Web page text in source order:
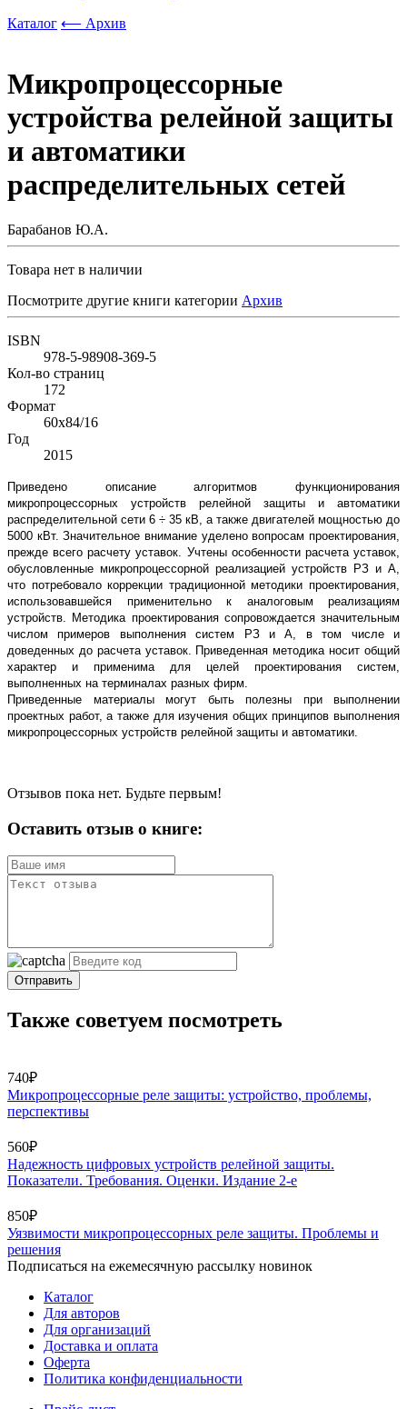
Каталог ⟵ Архив
Микропроцессорные
устройства релейной защиты
и автоматики
распределительных сетей
Барабанов Ю.А.
Товара нет в наличии
Посмотрите другие книги категории Архив
ISBN
978-5-98908-369-5
Кол-во страниц
172
Формат
60х84/16
Год
2015
Приведено описание алгоритмов функционирования
микропроцессорных устройств релейной защиты и автоматики
распределительной сети 6 ÷ 35 кВ, а также двигателей мощностью до
5000 кВт. Значительное внимание уделено вопросам проектирования,
прежде всего расчету уставок. Учтены особенности расчета уставок,
обусловленные микропроцессорной реализацией устройств РЗ и А,
что потребовало коррекции традиционной методики проектирования,
использовавшейся применительно к аналоговым реализациям
устройств. Методика проектирования сопровождается значительным
числом примеров выполнения систем РЗ и А, в том числе и
доведенных до расчета уставок. Приведенная методика носит общий
характер и применима для целей проектирования систем,
выполненных на терминалах разных фирм.
Приведенные материалы могут быть полезны при выполнении
проектных работ, а также для изучения общих принципов выполнения
микропроцессорных устройств релейной защиты и автоматики.
Отзывов пока нет. Будьте первым!
Оставить отзыв о книге:
Отправить
Также советуем посмотреть
740₽
Микропроцессорные реле защиты: устройство, проблемы,
перспективы
560₽
Надежность цифровых устройств релейной защиты.
Показатели. Требования. Оценки. Издание 2-е
850₽
Уязвимости микропроцессорных реле защиты. Проблемы и
решения
Подписаться на ежемесячную рассылку новинок
Каталог
Для авторов
Для организаций
Доставка и оплата
Оферта
Политика конфиденциальности